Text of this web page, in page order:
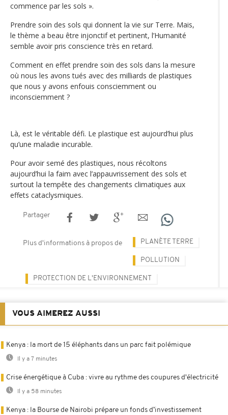
commence par les sols ».
Prendre soin des sols qui donnent la vie sur Terre. Mais,
le thème a beau être injonctif et pertinent, l’Humanité
semble avoir pris conscience très en retard.
Comment en effet prendre soin des sols dans la mesure
où nous les avons tués avec des milliards de plastiques
que nous y avons enfouis consciemment ou
inconsciemment ?
Là, est le véritable défi. Le plastique est aujourd’hui plus
qu’une maladie incurable.
Pour avoir semé des plastiques, nous récoltons
aujourd’hui la faim avec l’appauvrissement des sols et
surtout la tempête des changements climatiques aux
effets cataclysmiques.
Partager
Plus d'informations à propos de PLANÈTE TERRE
POLLUTION
PROTECTION DE L'ENVIRONNEMENT
VOUS AIMEREZ AUSSI
Kenya : la mort de 15 éléphants dans un parc fait polémique
Il y a 7 minutes
Crise énergétique à Cuba : vivre au rythme des coupures d'électricité
Il y a 58 minutes
Kenya : la Bourse de Nairobi prépare un fonds d’investissement